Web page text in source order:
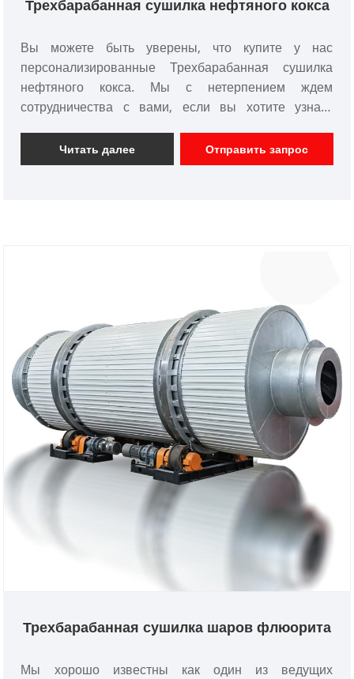
Трехбарабанная сушилка нефтяного кокса
Вы можете быть уверены, что купите у нас
персонализированные Трехбарабанная сушилка
нефтяного кокса. Мы с нетерпением ждем
сотрудничества с вами, если вы хотите узнать
сейчас, мы ответим вам вовремя!
Читать далее Отправить запрос
Трехбарабанная сушилка шаров флюорита
Мы хорошо известны как один из ведущих